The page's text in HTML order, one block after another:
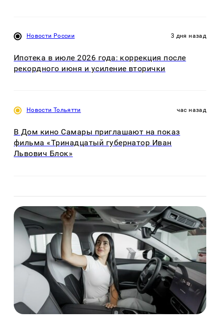
Новости России 3 дня назад
Ипотека в июле 2026 года: коррекция после
рекордного июня и усиление вторички
Новости Тольятти час назад
В Дом кино Самары приглашают на показ
фильма «Тринадцатый губернатор Иван
Львович Блок»